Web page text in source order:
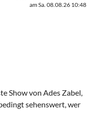
am Sa. 08.08.26 10:48
Show von Ades Zabel,
sehenswert, wer